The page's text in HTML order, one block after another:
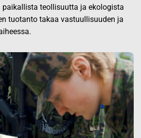
paikallista teollisuutta ja ekologista
tuotanto takaa vastuullisuuden ja